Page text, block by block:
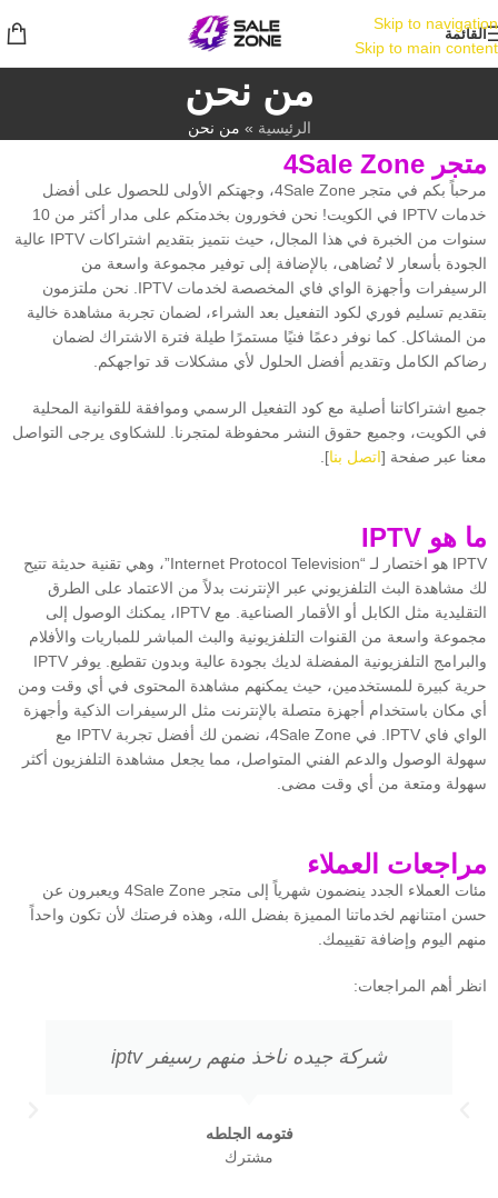
Skip to navigation
Skip to main content
القائمة
من نحن
الرئيسية » من نحن
متجر 4Sale Zone
مرحباً بكم في متجر 4Sale Zone، وجهتكم الأولى للحصول على أفضل
خدمات IPTV في الكويت! نحن فخورون بخدمتكم على مدار أكثر من 10
سنوات من الخبرة في هذا المجال، حيث نتميز بتقديم اشتراكات IPTV عالية
الجودة بأسعار لا تُضاهى، بالإضافة إلى توفير مجموعة واسعة من
الرسيفرات وأجهزة الواي فاي المخصصة لخدمات IPTV. نحن ملتزمون
بتقديم تسليم فوري لكود التفعيل بعد الشراء، لضمان تجربة مشاهدة خالية
من المشاكل. كما نوفر دعمًا فنيًا مستمرًا طيلة فترة الاشتراك لضمان
رضاكم الكامل وتقديم أفضل الحلول لأي مشكلات قد تواجهكم.
جميع اشتراكاتنا أصلية مع كود التفعيل الرسمي وموافقة للقوانية المحلية
في الكويت، وجميع حقوق النشر محفوظة لمتجرنا. للشكاوى يرجى التواصل
معنا عبر صفحة [اتصل بنا].
ما هو IPTV
IPTV هو اختصار لـ “Internet Protocol Television”، وهي تقنية حديثة تتيح
لك مشاهدة البث التلفزيوني عبر الإنترنت بدلاً من الاعتماد على الطرق
التقليدية مثل الكابل أو الأقمار الصناعية. مع IPTV، يمكنك الوصول إلى
مجموعة واسعة من القنوات التلفزيونية والبث المباشر للمباريات والأفلام
والبرامج التلفزيونية المفضلة لديك بجودة عالية وبدون تقطيع. يوفر IPTV
حرية كبيرة للمستخدمين، حيث يمكنهم مشاهدة المحتوى في أي وقت ومن
أي مكان باستخدام أجهزة متصلة بالإنترنت مثل الرسيفرات الذكية وأجهزة
الواي فاي IPTV. في 4Sale Zone، نضمن لك أفضل تجربة IPTV مع
سهولة الوصول والدعم الفني المتواصل، مما يجعل مشاهدة التلفزيون أكثر
سهولة ومتعة من أي وقت مضى.
مراجعات العملاء
مئات العملاء الجدد ينضمون شهرياً إلى متجر 4Sale Zone ويعبرون عن
حسن امتنانهم لخدماتنا المميزة بفضل الله، وهذه فرصتك لأن تكون واحداً
منهم اليوم وإضافة تقييمك.
انظر أهم المراجعات:
شركة جيده ناخذ منهم رسيفر iptv
فتومه الجلطه
مشترك